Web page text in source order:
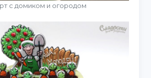
с домиком и огородом